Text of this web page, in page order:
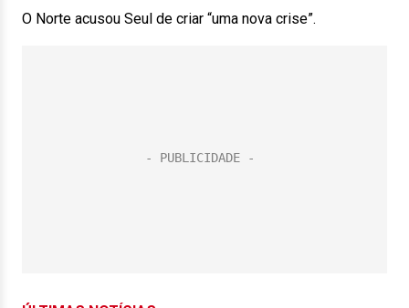
O Norte acusou Seul de criar “uma nova crise”.